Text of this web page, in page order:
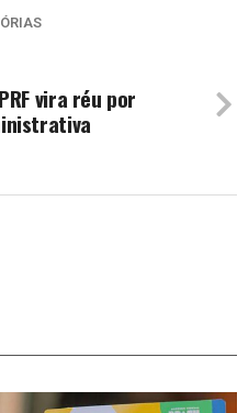
vira réu por